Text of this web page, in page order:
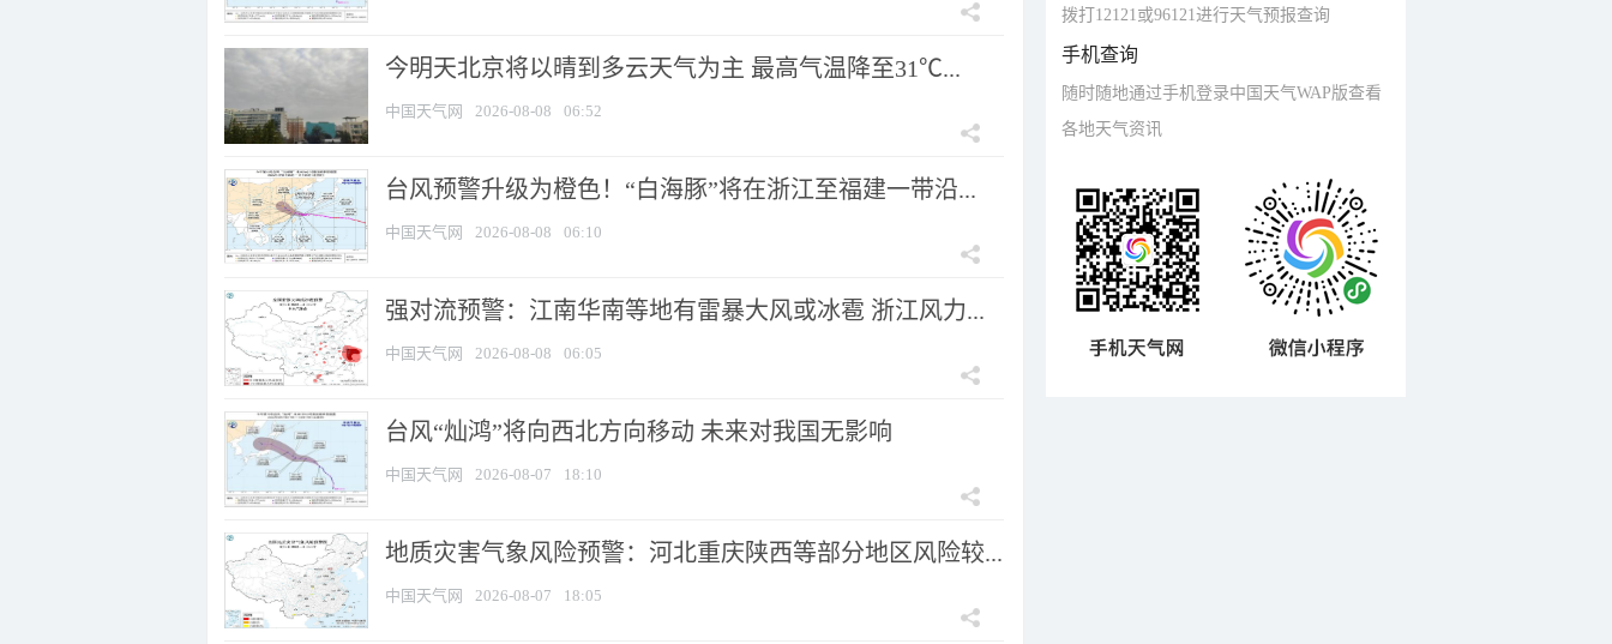
今明天北京将以晴到多云天气为主 最高气温降至31℃...
中国天气网 2026-08-08 06:52
台风预警升级为橙色！“白海豚”将在浙江至福建一带沿...
中国天气网 2026-08-08 06:10
强对流预警：江南华南等地有雷暴大风或冰雹 浙江风力...
中国天气网 2026-08-08 06:05
台风“灿鸿”将向西北方向移动 未来对我国无影响
中国天气网 2026-08-07 18:10
地质灾害气象风险预警：河北重庆陕西等部分地区风险较...
中国天气网 2026-08-07 18:05
拨打12121或96121进行天气预报查询
手机查询
随时随地通过手机登录中国天气WAP版查看
各地天气资讯